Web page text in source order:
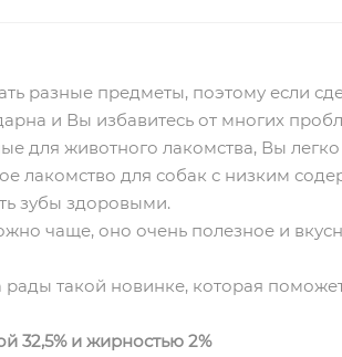
разные предметы, поэтому если
и Вы избавитесь от многих
для животного лакомства, Вы
лакомство для собак с низким
зубы здоровыми.
чаще, оно очень полезное и
такой новинке, которая
32,5% и жирностью 2%